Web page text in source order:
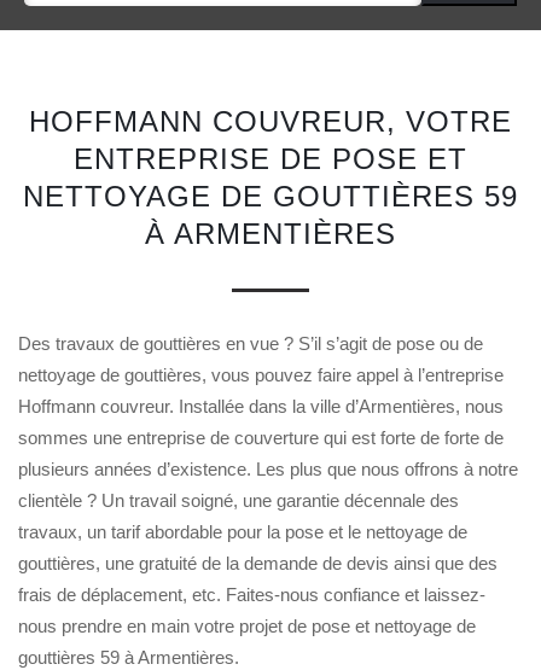
HOFFMANN COUVREUR, VOTRE
ENTREPRISE DE POSE ET
NETTOYAGE DE GOUTTIÈRES 59
À ARMENTIÈRES
Des travaux de gouttières en vue ? S’il s’agit de pose ou de
nettoyage de gouttières, vous pouvez faire appel à l’entreprise
Hoffmann couvreur. Installée dans la ville d’Armentières, nous
sommes une entreprise de couverture qui est forte de forte de
plusieurs années d’existence. Les plus que nous offrons à notre
clientèle ? Un travail soigné, une garantie décennale des
travaux, un tarif abordable pour la pose et le nettoyage de
gouttières, une gratuité de la demande de devis ainsi que des
frais de déplacement, etc. Faites-nous confiance et laissez-
nous prendre en main votre projet de pose et nettoyage de
gouttières 59 à Armentières.